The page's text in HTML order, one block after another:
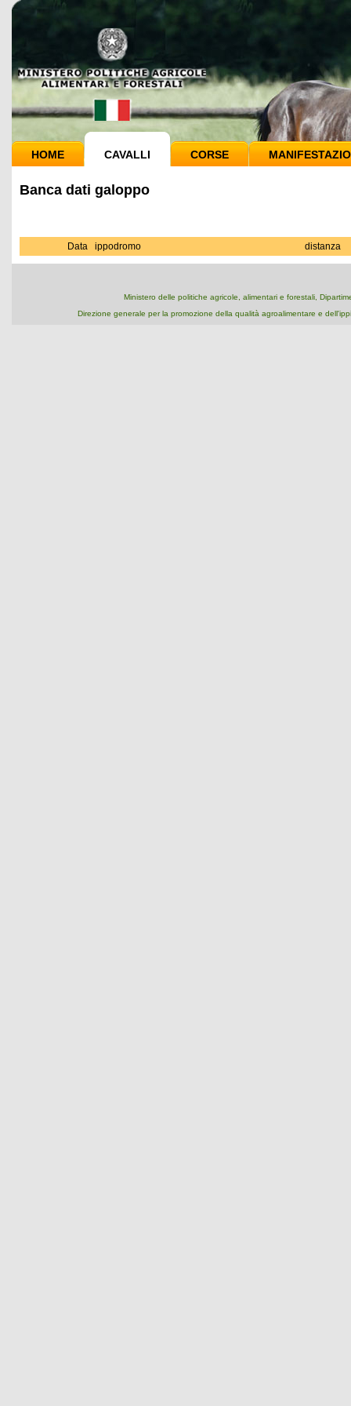
HOME CAVALLI CORSE
Banca dati galoppo
Data ippodromo distanza
Ministero delle politiche agricole, alimentari e forestali,
Direzione generale per la promozione della qualità agroalimentare e